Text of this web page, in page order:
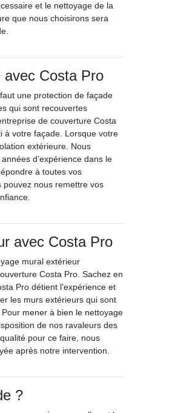
et le nettoyage de la
que nous choisirons sera
avec Costa Pro
une protection de façade
qui sont recouvertes
de couverture Costa
à votre façade. Lorsque votre
extérieure. Nous
d’expérience dans le
à toutes vos
nous remettre vos
avec Costa Pro
mural extérieur
Costa Pro. Sachez en
Pro détient l'expérience et
les murs extérieurs qui sont
mener à bien le nettoyage
de nos ravaleurs des
pour ce faire, nous
après notre intervention.
?